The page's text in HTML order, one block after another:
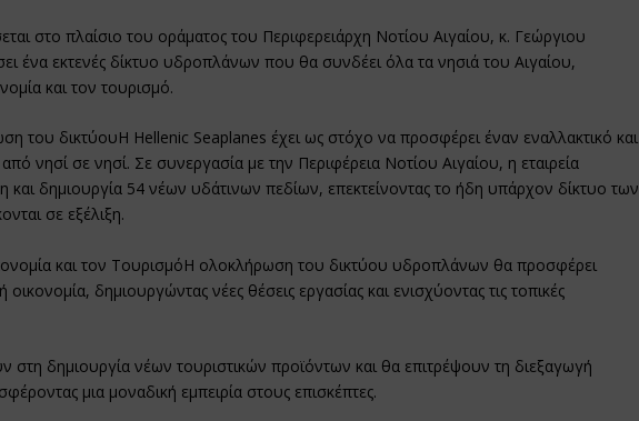
στο πλαίσιο του οράματος του Περιφερειάρχη Νοτίου Αιγαίου, κ. Γεώργιου
ένα εκτενές δίκτυο υδροπλάνων που θα συνδέει όλα τα νησιά του Αιγαίου,
και τον τουρισμό.
του δικτύουΗ Hellenic Seaplanes έχει ως στόχο να προσφέρει έναν εναλλακτικό και
νησί σε νησί. Σε συνεργασία με την Περιφέρεια Νοτίου Αιγαίου, η εταιρεία
δημιουργία 54 νέων υδάτινων πεδίων, επεκτείνοντας το ήδη υπάρχον δίκτυο των
σε εξέλιξη.
και τον ΤουρισμόΗ ολοκλήρωση του δικτύου υδροπλάνων θα προσφέρει
δημιουργώντας νέες θέσεις εργασίας και ενισχύοντας τις τοπικές
δημιουργία νέων τουριστικών προϊόντων και θα επιτρέψουν τη διεξαγωγή
μια μοναδική εμπειρία στους επισκέπτες.